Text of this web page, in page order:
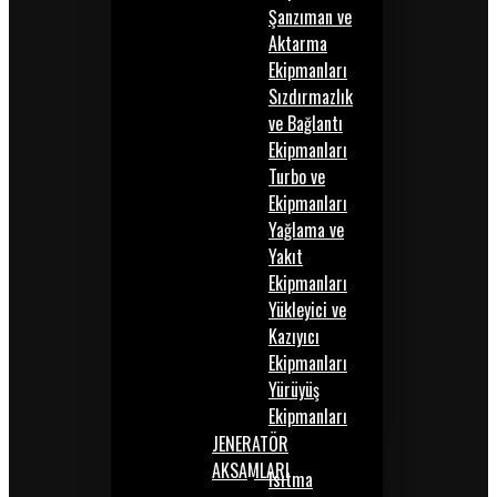
Şanzıman ve
Aktarma
Ekipmanları
Sızdırmazlık
ve Bağlantı
Ekipmanları
Turbo ve
Ekipmanları
Yağlama ve
Yakıt
Ekipmanları
Yükleyici ve
Kazıyıcı
Ekipmanları
Yürüyüş
Ekipmanları
JENERATÖR
AKSAMLARIIsıtma